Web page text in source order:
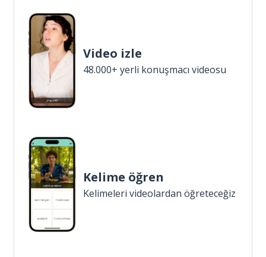
Video izle
48.000+ yerli konuşmacı videosu
Kelime öğren
Kelimeleri videolardan öğreteceğiz